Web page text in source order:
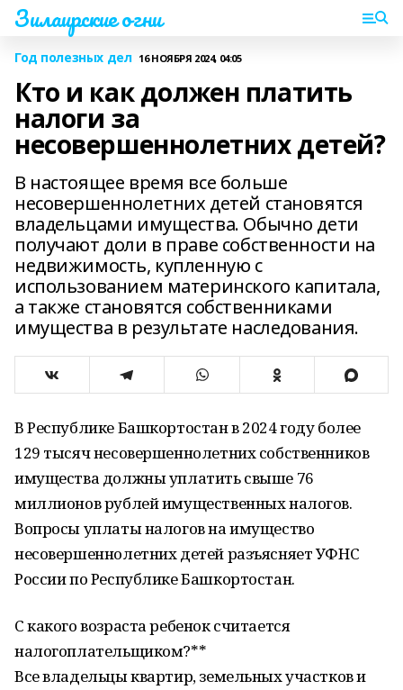
Зилаирские огни
Год полезных дел 16 НОЯБРЯ 2024, 04:05
Кто и как должен платить
налоги за
несовершеннолетних детей?
В настоящее время все больше
несовершеннолетних детей становятся
владельцами имущества. Обычно дети
получают доли в праве собственности на
недвижимость, купленную с
использованием материнского капитала,
а также становятся собственниками
имущества в результате наследования.
В Республике Башкортостан в 2024 году более
129 тысяч несовершеннолетних собственников
имущества должны уплатить свыше 76
миллионов рублей имущественных налогов.
Вопросы уплаты налогов на имущество
несовершеннолетних детей разъясняет УФНС
России по Республике Башкортостан.
С какого возраста ребенок считается
налогоплательщиком?**
Все владельцы квартир, земельных участков и